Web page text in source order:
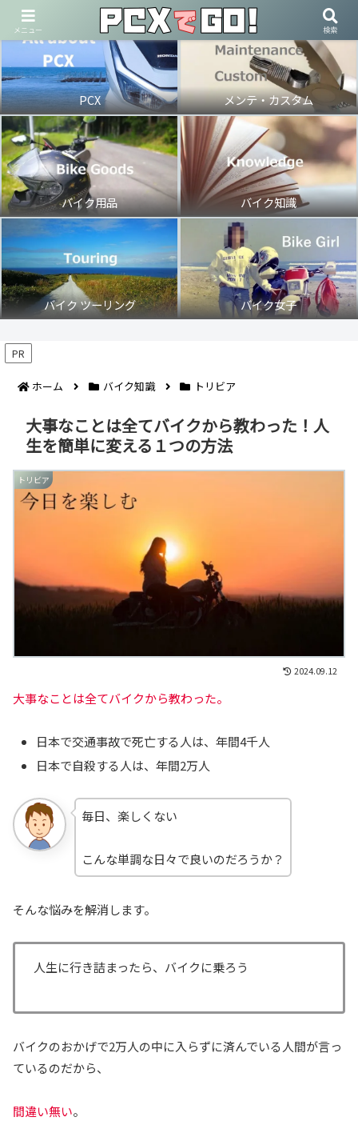
PCX メンテ・カスタム
バイク用品 バイク知識
バイク ツーリング バイク女子
PR
ホーム バイク知識 トリビア
大事なことは全てバイクから教わった！人
生を簡単に変える１つの方法
トリビア
2024.09.12
大事なことは全てバイクから教わった。
日本で交通事故で死亡する人は、年間4千人
日本で自殺する人は、年間2万人
毎日、楽しくない
こんな単調な日々で良いのだろうか？
そんな悩みを解消します。
人生に行き詰まったら、バイクに乗ろう
バイクのおかげで2万人の中に入らずに済んでいる人間が言っ
ているのだから、
間違い無い。
メニュー 検索